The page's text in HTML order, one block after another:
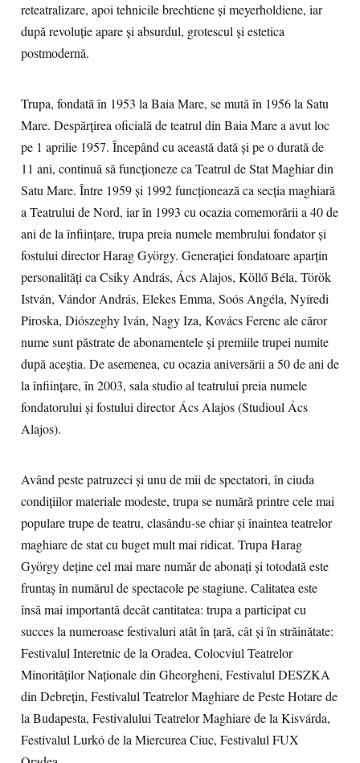
reteatralizare, apoi tehnicile brechtiene și meyerholdiene, iar
după revoluție apare și absurdul, grotescul și estetica
postmodernă.
Trupa, fondată în 1953 la Baia Mare, se mută în 1956 la Satu
Mare. Despărțirea oficială de teatrul din Baia Mare a avut loc
pe 1 aprilie 1957. Începând cu această dată și pe o durată de
11 ani, continuă să funcționeze ca Teatrul de Stat Maghiar din
Satu Mare. Între 1959 și 1992 funcționează ca secția maghiară
a Teatrului de Nord, iar în 1993 cu ocazia comemorării a 40 de
ani de la înființare, trupa preia numele membrului fondator și
fostului director Harag György. Generației fondatoare aparțin
personalități ca Csiky András, Ács Alajos, Köllő Béla, Török
István, Vándor András, Elekes Emma, Soós Angéla, Nyíredi
Piroska, Diószeghy Iván, Nagy Iza, Kovács Ferenc ale căror
nume sunt păstrate de abonamentele și premiile trupei numite
după aceștia. De asemenea, cu ocazia aniversării a 50 de ani de
la înființare, în 2003, sala studio al teatrului preia numele
fondatorului și fostului director Ács Alajos (Studioul Ács
Alajos).
Având peste patruzeci și unu de mii de spectatori, în ciuda
condițiilor materiale modeste, trupa se numără printre cele mai
populare trupe de teatru, clasându-se chiar și înaintea teatrelor
maghiare de stat cu buget mult mai ridicat. Trupa Harag
György deține cel mai mare număr de abonați și totodată este
fruntaș în numărul de spectacole pe stagiune. Calitatea este
însă mai importantă decât cantitatea: trupa a participat cu
succes la numeroase festivaluri atât în țară, cât și în străinătate:
Festivalul Interetnic de la Oradea, Colocviul Teatrelor
Minorităților Naționale din Gheorgheni, Festivalul DESZKA
din Debrețin, Festivalul Teatrelor Maghiare de Peste Hotare de
la Budapesta, Festivalului Teatrelor Maghiare de la Kisvárda,
Festivalul Lurkó de la Miercurea Ciuc, Festivalul FUX